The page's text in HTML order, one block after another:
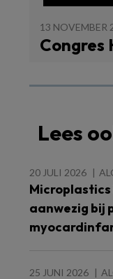
13 NOVEMBER
Congres
Lees
20 JULI 2026
aanwezig bij
25 JUNI 2026